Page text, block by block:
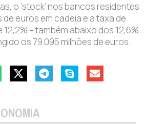
o ‘stock’ nos bancos residentes
de euros em cadeia e a taxa de
– também abaixo dos 12,6%
os 79.095 milhões de euros.